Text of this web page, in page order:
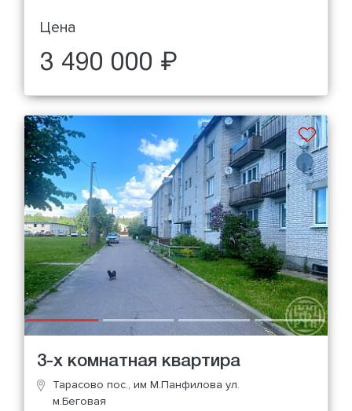
Цена
3 490 000 ₽
3-х комнатная квартира
Тарасово пос., им М.Панфилова ул.
м.Беговая